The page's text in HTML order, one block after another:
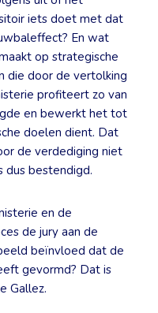
iets doet met dat
En wat
op strategische
die door de vertolking
profiteert zo van
en bewerkt het tot
doelen dient. Dat
de verdediging niet
bestendigd.
en de
de jury aan de
beïnvloed dat de
gevormd? Dat is
Gallez.